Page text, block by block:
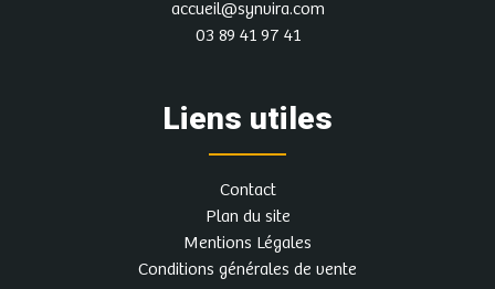
accueil@synvira.com
03 89 41 97 41
Liens utiles
Contact
Plan du site
Mentions Légales
Conditions générales de vente